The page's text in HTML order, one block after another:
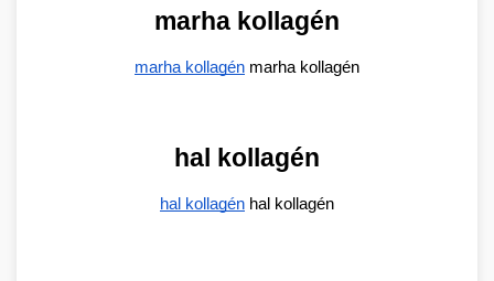
marha kollagén
marha kollagén marha kollagén
hal kollagén
hal kollagén hal kollagén